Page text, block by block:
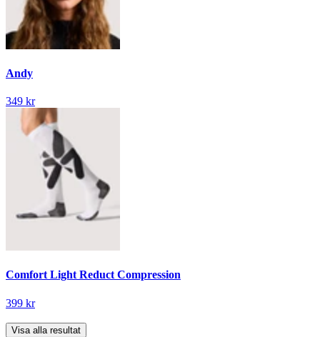
Andy
349 kr
Comfort Light Reduct Compression
399 kr
Visa alla resultat